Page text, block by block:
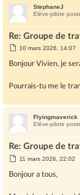
StephaneJ
Elève-pilote
Re: Groupe de
M
s
e
10 mars 2026, 14:07
Bonjour Vivien, je
Pourrais-tu me le
Flyingmaverick
Elève-pilote
Re: Groupe de
M
s
s
11 mars 2026, 22:02
Bonjour a tous,